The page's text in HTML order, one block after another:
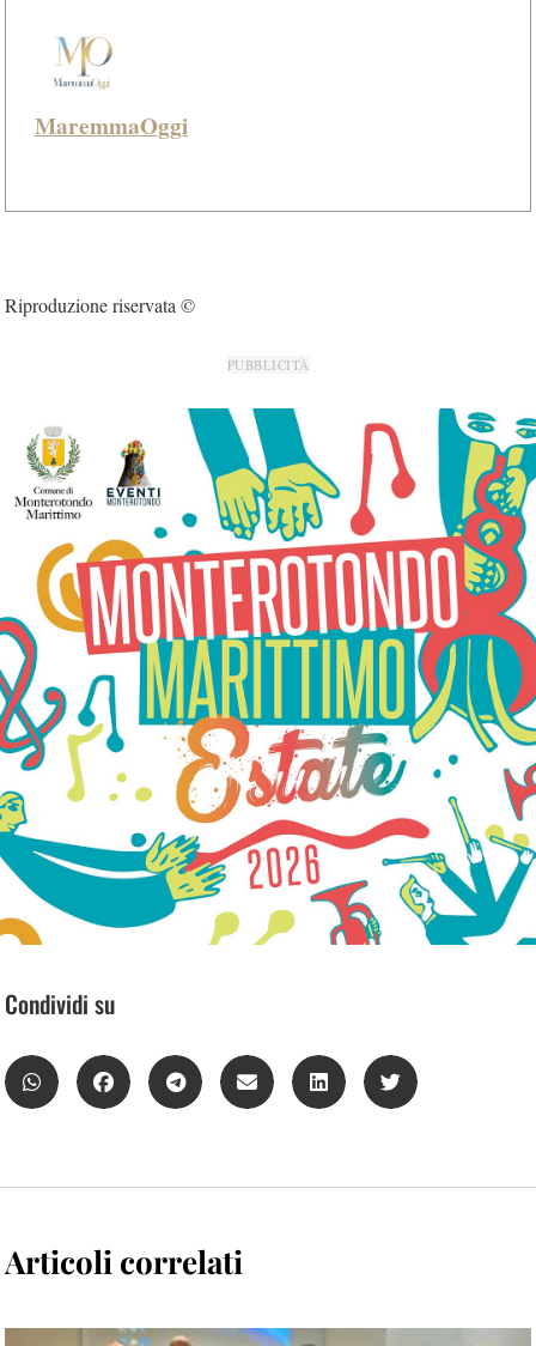
MaremmaOggi
Riproduzione riservata ©
PUBBLICITÀ
Condividi su
Articoli correlati